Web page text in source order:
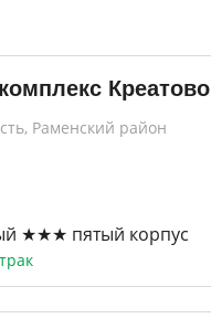
Креатово
Раменский район
★★★ пятый корпус